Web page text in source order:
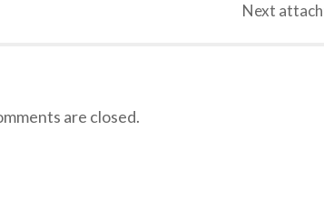
Next
are closed.